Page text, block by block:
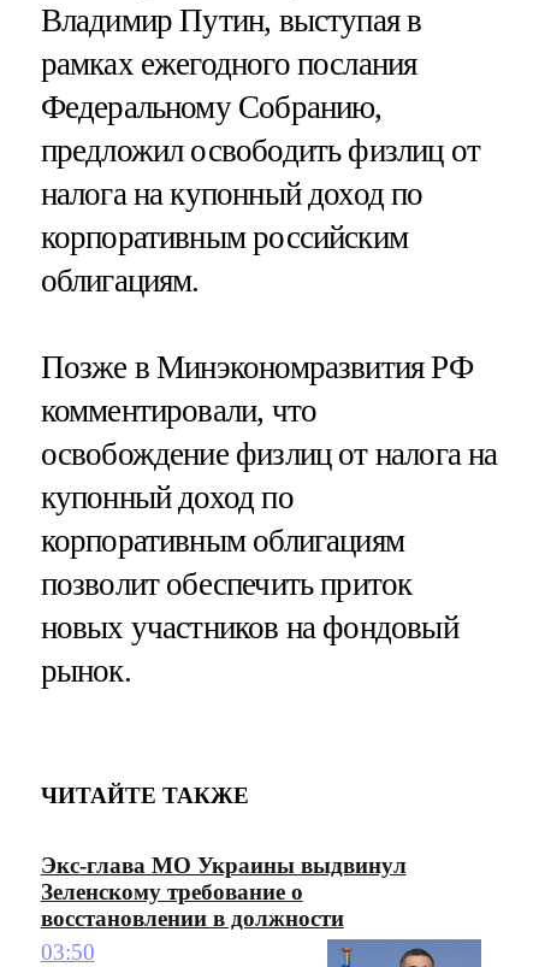
Владимир Путин, выступая в
рамках ежегодного послания
Федеральному Собранию,
предложил освободить физлиц от
налога на купонный доход по
корпоративным российским
облигациям.
Позже в Минэкономразвития РФ
комментировали, что
освобождение физлиц от налога на
купонный доход по
корпоративным облигациям
позволит обеспечить приток
новых участников на фондовый
рынок.
ЧИТАЙТЕ ТАКЖЕ
Экс-глава МО Украины выдвинул
Зеленскому требование о
восстановлении в должности
03:50